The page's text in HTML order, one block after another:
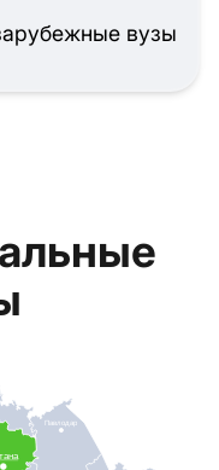
вузы
Павлодар